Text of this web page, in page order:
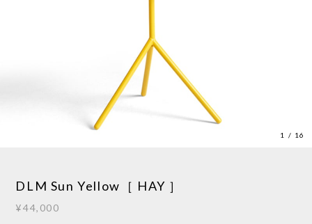
1 / 16
DLM Sun Yellow［ HAY ］
¥44,000